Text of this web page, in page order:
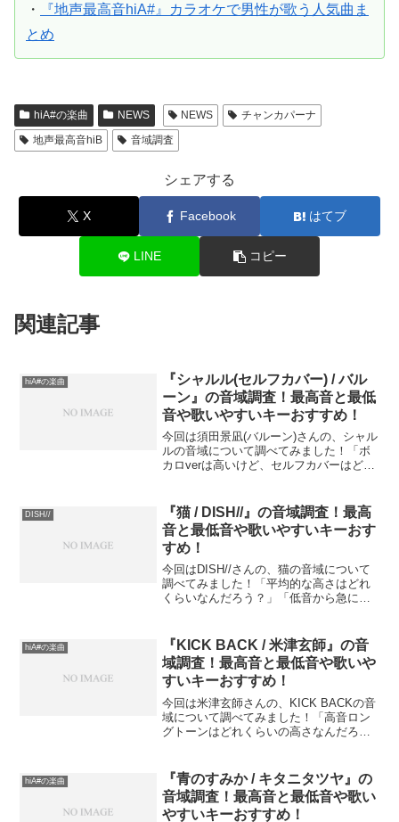
・
『地声最高音hiA#』カラオケで男性が歌う人気曲ま
とめ
hiA#の楽曲 NEWS NEWS
チャンカパーナ
地声最高音hiB
音域調査
シェアする
X Facebook はてブ
LINE コピー
関連記事
hiA#の楽曲
『シャルル(セルフカバー) / バル
ーン』の音域調査！最高音と最低
音や歌いやすいキーおすすめ！
今回は須田景凪(バルーン)さんの、シャル
ルの音域について調べてみました！「ボ
カロverは高いけど、セルフカバーはどれ
ではないでしょうか？この記事では、
『シャルル』の音域...
DISH//
『猫 / DISH//』の音域調査！最高
音と最低音や歌いやすいキーおす
すめ！
今回はDISH//さんの、猫の音域について
調べてみました！「平均的な高さはどれ
くらいなんだろう？」「低音から急に高
ょうか？この記事では、『猫』の音域
（最低音〜最高音）を...
hiA#の楽曲
『KICK BACK / 米津玄師』の音
域調査！最高音と最低音や歌いや
すいキーおすすめ！
今回は米津玄師さんの、KICK BACKの音
域について調べてみました！「高音ロン
グトーンはどれくらいの高さなんだろ
では、『KICK BACK』の音域（最低音〜
最高音）を...
hiA#の楽曲
『青のすみか / キタニタツヤ』の
音域調査！最高音と最低音や歌い
やすいキーおすすめ！